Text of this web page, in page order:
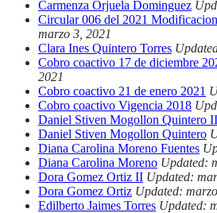
Carmenza Orjuela Dominguez
Circular 006 del 2021
marzo 3, 2021
Clara Ines Quintero Torres
Cobro coactivo 17 de diciembre
2021
Cobro coactivo 21 de enero 2021
Cobro coactivo Vigencia 2018
Daniel Stiven Mogollon Quintero II
Daniel Stiven Mogollon Quintero
Diana Carolina Moreno Fuentes
Diana Carolina Moreno Updated:
Dora Gomez Ortiz II Updated:
Dora Gomez Ortiz Updated:
Edilberto Jaimes Torres Updated: